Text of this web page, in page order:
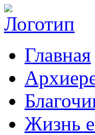
Главная
Жизнь